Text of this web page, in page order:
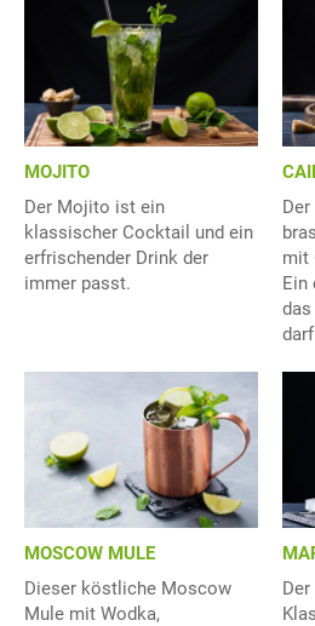
MOJITO
Der Mojito ist ein
klassischer Cocktail und ein
erfrischender Drink der
immer passt.
mit
Ein
MOSCOW MULE
Dieser köstliche Moscow
Mule mit Wodka,